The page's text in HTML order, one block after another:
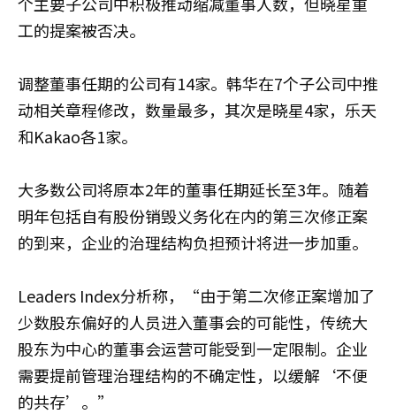
工的提案被否决。
调整董事任期的公司有14家。韩华在7个子公司中推
动相关章程修改，数量最多，其次是晓星4家，乐天
和Kakao各1家。
大多数公司将原本2年的董事任期延长至3年。随着
明年包括自有股份销毁义务化在内的第三次修正案
的到来，企业的治理结构负担预计将进一步加重。
Leaders Index分析称，“由于第二次修正案增加了
少数股东偏好的人员进入董事会的可能性，传统大
股东为中心的董事会运营可能受到一定限制。企业
需要提前管理治理结构的不确定性，以缓解‘不便
的共存’。”